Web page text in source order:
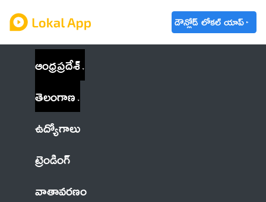
డౌన్లోడ్ లోకల్ యాప్
ఆంధ్రప్రదేశ్
తెలంగాణ
ఉద్యోగాలు
ట్రెండింగ్
వాతావరణం